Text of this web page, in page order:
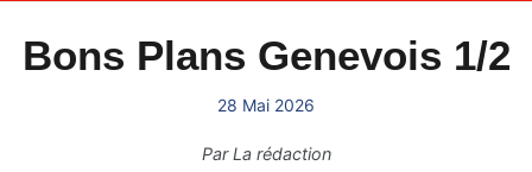
Bons Plans Genevois 1/2
28 Mai 2026
ParLa rédaction